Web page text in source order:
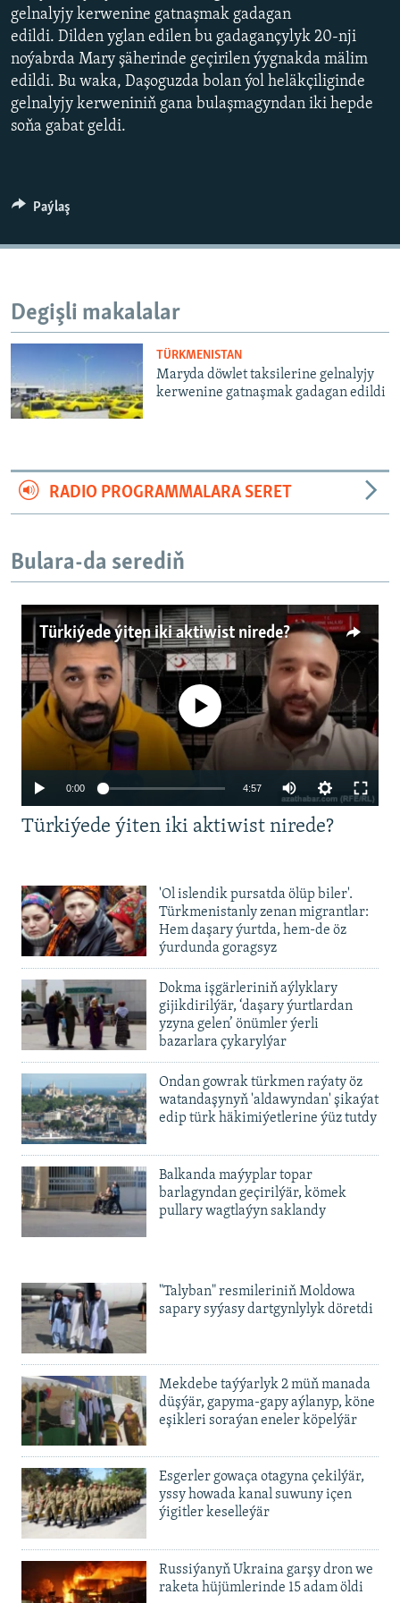
gelnalyjy kerwenine gatnaşmak gadagan
edildi. Dilden yglan edilen bu gadagançylyk 20-nji
noýabrda Mary şäherinde geçirilen ýygnakda mälim
edildi. Bu waka, Daşoguzda bolan ýol heläkçiliginde
gelnalyjy kerweniniň gana bulaşmagyndan iki hepde
soňa gabat geldi.
Paýlaş
Degişli makalalar
TÜRKMENISTAN
Maryda döwlet taksilerine gelnalyjy
kerwenine gatnaşmak gadagan edildi
RADIO PROGRAMMALARA SERET
Bulara-da serediň
Türkiýede ýiten iki aktiwist nirede?
720p 1080p
No media source currently available
0:00 4:57
240p
720p
Türkiýede ýiten iki aktiwist nirede?
'Ol islendik pursatda ölüp biler'.
Türkmenistanly zenan migrantlar:
Hem daşary ýurtda, hem-de öz
ýurdunda goragsyz
Dokma işgärleriniň aýlyklary
gijikdirilýär, ‘daşary ýurtlardan
yzyna gelen’ önümler ýerli
bazarlara çykarylýar
Ondan gowrak türkmen raýaty öz
watandaşynyň 'aldawyndan' şikaýat
edip türk häkimiýetlerine ýüz tutdy
Balkanda maýyplar topar
barlagyndan geçirilýär, kömek
pullary wagtlaýyn saklandy
"Talyban" resmileriniň Moldowa
sapary syýasy dartgynlylyk döretdi
Mekdebe taýýarlyk 2 müň manada
düşýär, gapyma-gapy aýlanyp, köne
eşikleri soraýan eneler köpelýär
Esgerler gowaça otagyna çekilýär,
yssy howada kanal suwuny içen
ýigitler keselleýär
Russiýanyň Ukraina garşy dron we
raketa hüjümlerinde 15 adam öldi